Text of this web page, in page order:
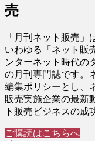
売
「月刊ネット販売」
いわゆる「ネット販
ンターネット時代の
の月刊専門誌です。
編集ポリシーとし、
販売実施企業の最新
ト販売ビジネスの成
ご購読はこちらへ